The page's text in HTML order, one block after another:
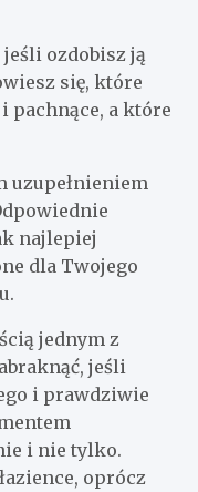
ozdobisz ją
się, które
pachnące, a które
uzupełnieniem
najlepiej
dla Twojego
jednym z
jeśli
i prawdziwie
i nie tylko.
oprócz